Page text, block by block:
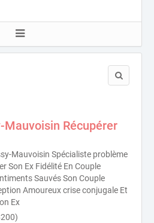
Récupérer
Mauvoisin Spécialiste problème
Son Ex Fidélité En Couple
Sauvés Son Couple
Amoureux crise conjugale Et
Ex